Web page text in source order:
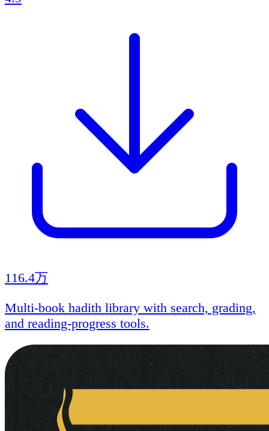
116.4万
Multi-book hadith library with search, grading,
and reading-progress tools.